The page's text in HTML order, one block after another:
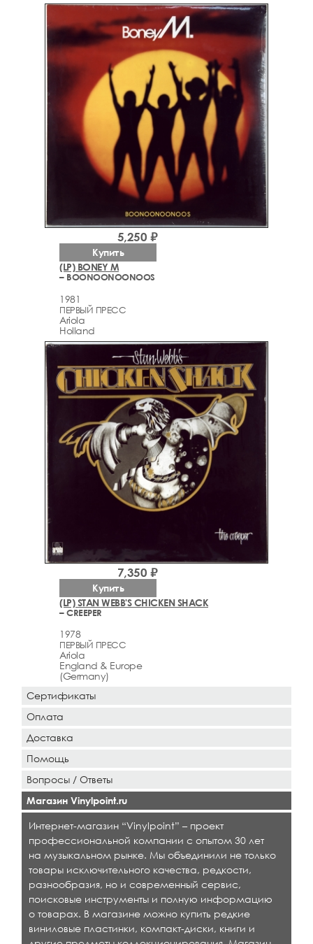
(LP) BONEY M
– BOONOONOONOOS
1981
ПЕРВЫЙ ПРЕСС
Ariola
Holland
5,250 ₽
Купить
(LP) STAN WEBB'S CHICKEN SHACK
– CREEPER
1978
ПЕРВЫЙ ПРЕСС
Ariola
England & Europe
(Germany)
7,350 ₽
Купить
Сертификаты
Оплата
Доставка
Помощь
Вопросы / Ответы
Магазин Vinylpoint.ru
Интернет-магазин “Vinylpoint” – проект
профессиональной компании с опытом 30 лет
на музыкальном рынке. Мы объединили не только
товары исключительного качества, редкости,
разнообразия, но и современный сервис,
поисковые инструменты и полную информацию
о товарах. В магазине можно купить редкие
виниловые пластинки, компакт-диски, книги и